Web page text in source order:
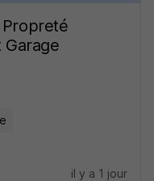
il y a 1 jour